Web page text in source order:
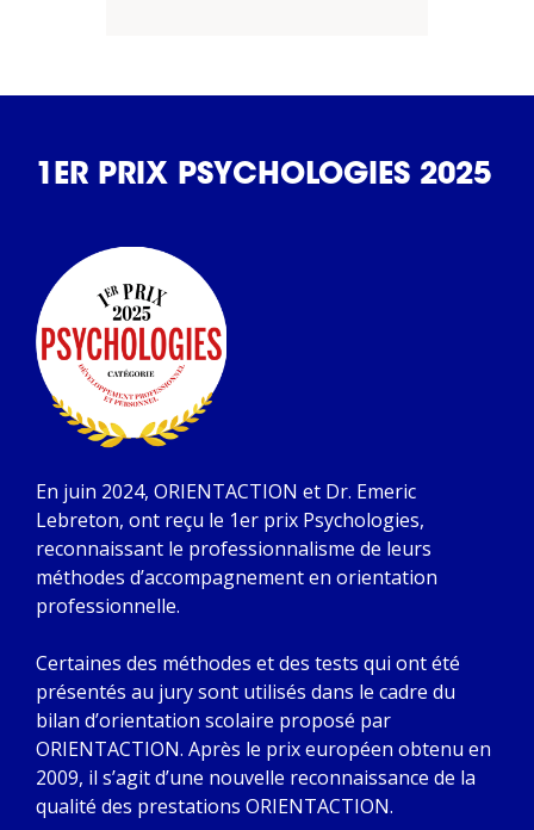
1ER PRIX PSYCHOLOGIES 2025
En juin 2024, ORIENTACTION et Dr. Emeric
Lebreton, ont reçu le 1er prix Psychologies,
reconnaissant le professionnalisme de leurs
méthodes d’accompagnement en orientation
professionnelle.
Certaines des méthodes et des tests qui ont été
présentés au jury sont utilisés dans le cadre du
bilan d’orientation scolaire proposé par
ORIENTACTION. Après le prix européen obtenu en
2009, il s’agit d’une nouvelle reconnaissance de la
qualité des prestations ORIENTACTION.